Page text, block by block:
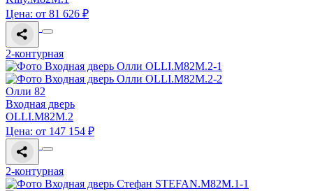
Цена: от 81 626 ₽
2-контурная
Олли 82
Входная дверь
OLLI.M82M.2
Цена: от 147 154 ₽
2-контурная